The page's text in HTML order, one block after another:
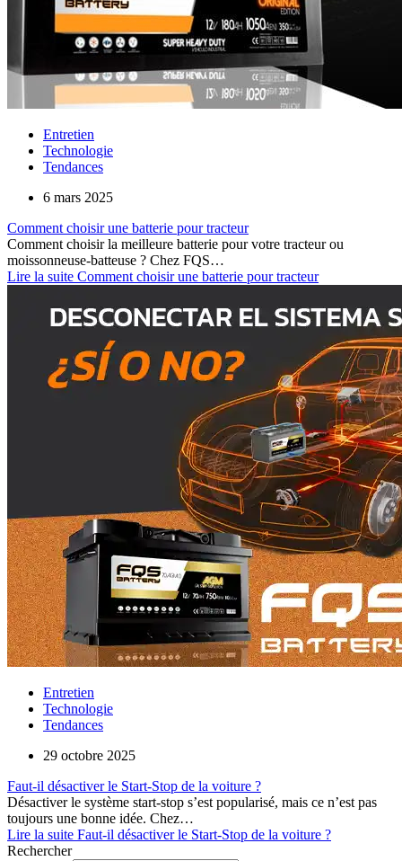
Entretien
Technologie
Tendances
6 mars 2025
Comment choisir une batterie pour tracteur
Comment choisir la meilleure batterie pour votre tracteur ou
moissonneuse-batteuse ? Chez FQS…
Lire la suite Comment choisir une batterie pour tracteur
Entretien
Technologie
Tendances
29 octobre 2025
Faut-il désactiver le Start-Stop de la voiture ?
Désactiver le système start-stop s’est popularisé, mais ce n’est pas
toujours une bonne idée. Chez…
Lire la suite Faut-il désactiver le Start-Stop de la voiture ?
Rechercher